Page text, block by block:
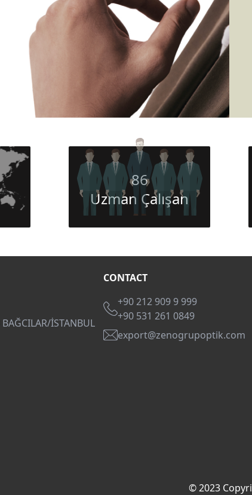
86
Uzman Çalışan
İSTANBUL
CONTACT
+90 212 909 9 999
+90 531 261 0849
export@zenogrupoptik.com
© 2023